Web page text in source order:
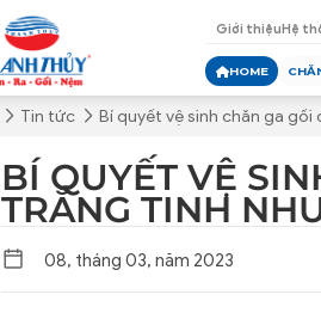
Giới thiệuHệ
HOME
Tin tức Bí quyết vệ sinh chăn ga
BÍ QUYẾT VỆ
TRẮNG TINH
08, tháng 03, năm 2023